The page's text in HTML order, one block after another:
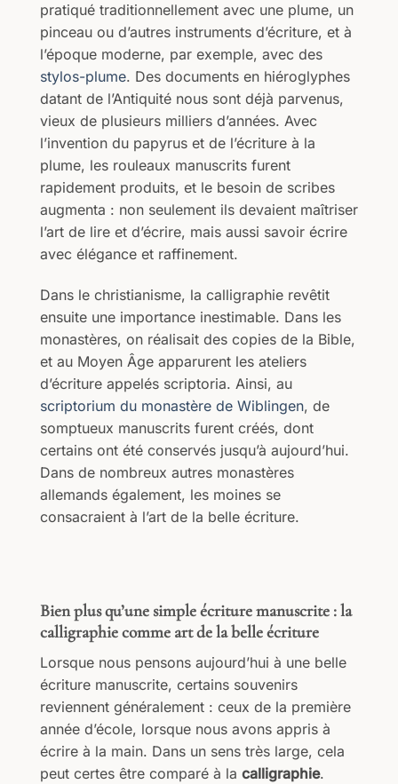
pratiqué traditionnellement avec une plume, un
pinceau ou d’autres instruments d’écriture, et à
l’époque moderne, par exemple, avec des
stylos-plume. Des documents en hiéroglyphes
datant de l’Antiquité nous sont déjà parvenus,
vieux de plusieurs milliers d’années. Avec
l’invention du papyrus et de l’écriture à la
plume, les rouleaux manuscrits furent
rapidement produits, et le besoin de scribes
augmenta : non seulement ils devaient maîtriser
l’art de lire et d’écrire, mais aussi savoir écrire
avec élégance et raffinement.
Dans le christianisme, la calligraphie revêtit
ensuite une importance inestimable. Dans les
monastères, on réalisait des copies de la Bible,
et au Moyen Âge apparurent les ateliers
d’écriture appelés scriptoria. Ainsi, au
scriptorium du monastère de Wiblingen, de
somptueux manuscrits furent créés, dont
certains ont été conservés jusqu’à aujourd’hui.
Dans de nombreux autres monastères
allemands également, les moines se
consacraient à l’art de la belle écriture.
Bien plus qu’une simple écriture manuscrite : la
calligraphie comme art de la belle écriture
Lorsque nous pensons aujourd’hui à une belle
écriture manuscrite, certains souvenirs
reviennent généralement : ceux de la première
année d’école, lorsque nous avons appris à
écrire à la main. Dans un sens très large, cela
peut certes être comparé à la calligraphie.